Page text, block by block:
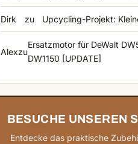
Dirk zu Upcycling-Projekt:
Alexzu
Ersatzmotor für DeWalt
DW1150 [UPDATE]
BESUCHE UNSEREN
Entdecke das praktische